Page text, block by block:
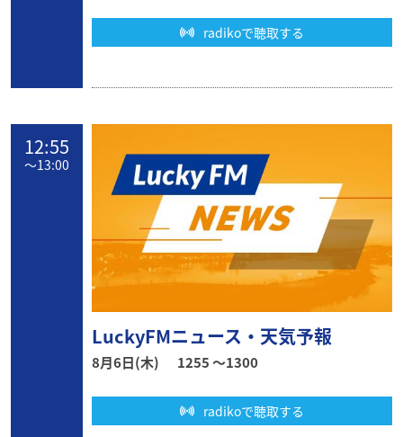
radikoで聴取する
12:55
〜13:00
LuckyFMニュース・天気予報
8月6日(木) 1255 〜1300
radikoで聴取する